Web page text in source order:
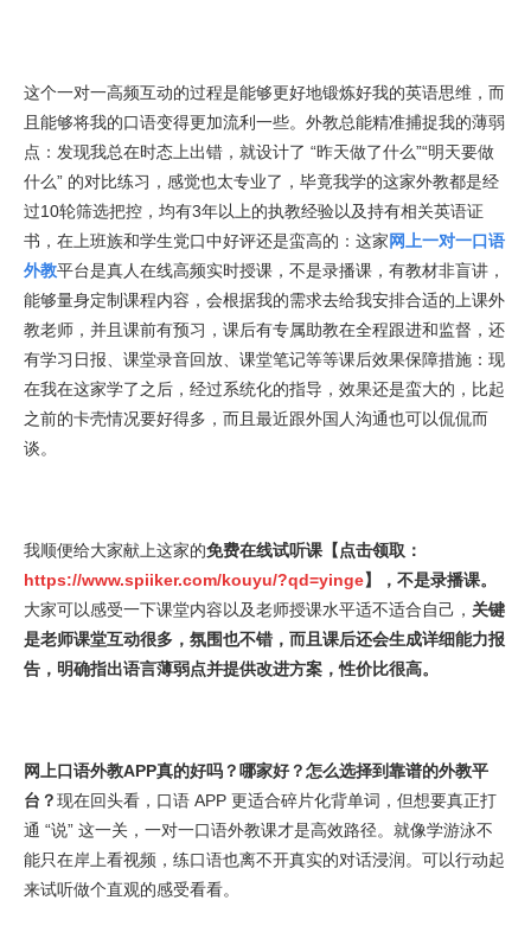
这个一对一高频互动的过程是能够更好地锻炼好我的英语思维，而
且能够将我的口语变得更加流利一些。外教总能精准捕捉我的薄弱
点：发现我总在时态上出错，就设计了 “昨天做了什么”“明天要做
什么” 的对比练习，感觉也太专业了，毕竟我学的这家外教都是经
过10轮筛选把控，均有3年以上的执教经验以及持有相关英语证
书，在上班族和学生党口中好评还是蛮高的：这家网上一对一口语
外教平台是真人在线高频实时授课，不是录播课，有教材非盲讲，
能够量身定制课程内容，会根据我的需求去给我安排合适的上课外
教老师，并且课前有预习，课后有专属助教在全程跟进和监督，还
有学习日报、课堂录音回放、课堂笔记等等课后效果保障措施：现
在我在这家学了之后，经过系统化的指导，效果还是蛮大的，比起
之前的卡壳情况要好得多，而且最近跟外国人沟通也可以侃侃而
谈。
我顺便给大家献上这家的免费在线试听课【点击领取：
https://www.spiiker.com/kouyu/?qd=yinge】，不是录播课。
大家可以感受一下课堂内容以及老师授课水平适不适合自己， 关键
是老师课堂互动很多，氛围也不错，而且课后还会生成详细能力报
告，明确指出语言薄弱点并提供改进方案，性价比很高。
网上口语外教APP真的好吗？哪家好？怎么选择到靠谱的外教平
台？现在回头看，口语 APP 更适合碎片化背单词，但想要真正打
通 “说” 这一关，一对一口语外教课才是高效路径。就像学游泳不
能只在岸上看视频，练口语也离不开真实的对话浸润。可以行动起
来试听做个直观的感受看看。